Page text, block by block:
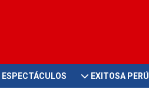
ESPECTÁCULOS EXITOSA PERÚ